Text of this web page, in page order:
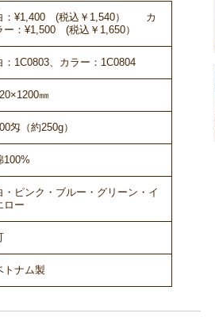
：¥1,400 (税込￥1,540） カ
ー：¥1,500 (税込￥1,650）
：1C0803、カラー：1C0804
㎜
匁（約250g）
100%
・ピンク・ブルー・グリーン・イ
ロー
トナム製